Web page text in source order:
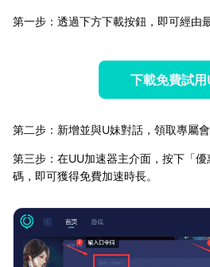
第一步：透過下方下載按鈕，即可經由
下載免費試用
第二步：新增並與U妹對話，領取專屬會
第三步：在UU加速器主介面，按下「
碼，即可獲得免費加速時長。